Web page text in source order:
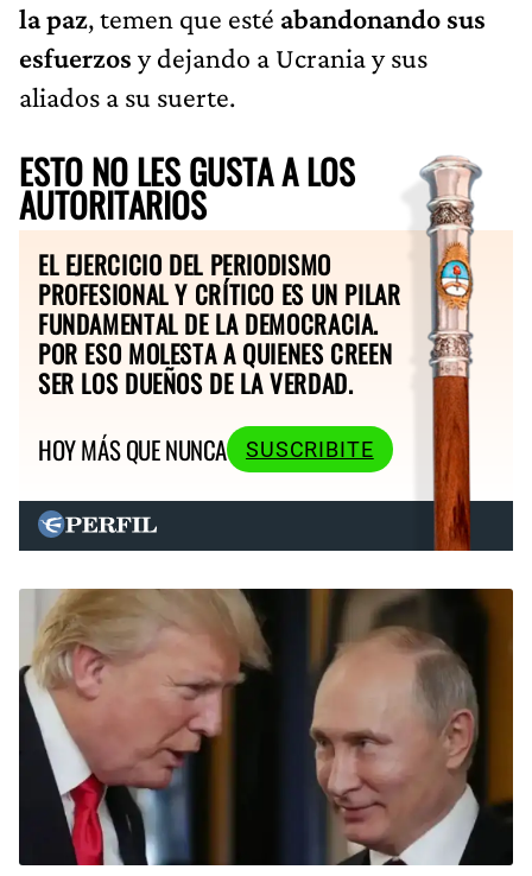
la paz, temen que esté abandonando sus
esfuerzos y dejando a Ucrania y sus
aliados a su suerte.
ESTO NO LES GUSTA A LOS
AUTORITARIOS
EL EJERCICIO DEL PERIODISMO
PROFESIONAL Y CRÍTICO ES UN PILAR
FUNDAMENTAL DE LA DEMOCRACIA.
POR ESO MOLESTA A QUIENES CREEN
SER LOS DUEÑOS DE LA VERDAD.
HOY MÁS QUE NUNCA
SUSCRIBITE